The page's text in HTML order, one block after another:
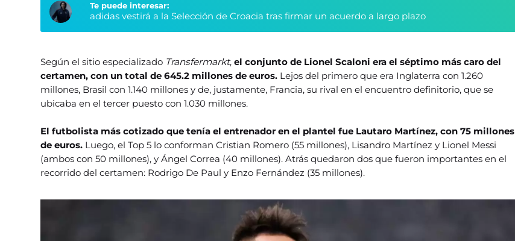
Te puede interesar:
adidas vestirá a la Selección de Croacia tras firmar un acuerdo a largo plazo
Según el sitio especializado Transfermarkt, el conjunto de Lionel Scaloni era el séptimo más caro del
certamen, con un total de 645.2 millones de euros. Lejos del primero que era Inglaterra con 1.260
millones, Brasil con 1.140 millones y de, justamente, Francia, su rival en el encuentro definitorio, que se
ubicaba en el tercer puesto con 1.030 millones.
El futbolista más cotizado que tenía el entrenador en el plantel fue Lautaro Martínez, con 75 millones
de euros. Luego, el Top 5 lo conforman Cristian Romero (55 millones), Lisandro Martínez y Lionel Messi
(ambos con 50 millones), y Ángel Correa (40 millones). Atrás quedaron dos que fueron importantes en el
recorrido del certamen: Rodrigo De Paul y Enzo Fernández (35 millones).